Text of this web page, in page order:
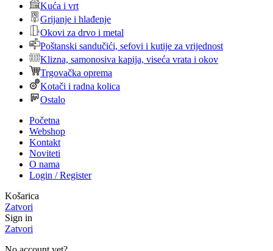
Kuća i vrt
Grijanje i hlađenje
Okovi za drvo i metal
Poštanski sandučići, sefovi i kutije za vrijednost
Klizna, samonosiva kapija, viseća vrata i okov
Trgovačka oprema
Kotači i radna kolica
Ostalo
Početna
Webshop
Kontakt
Noviteti
O nama
Login / Register
Košarica
Zatvori
Sign in
Zatvori